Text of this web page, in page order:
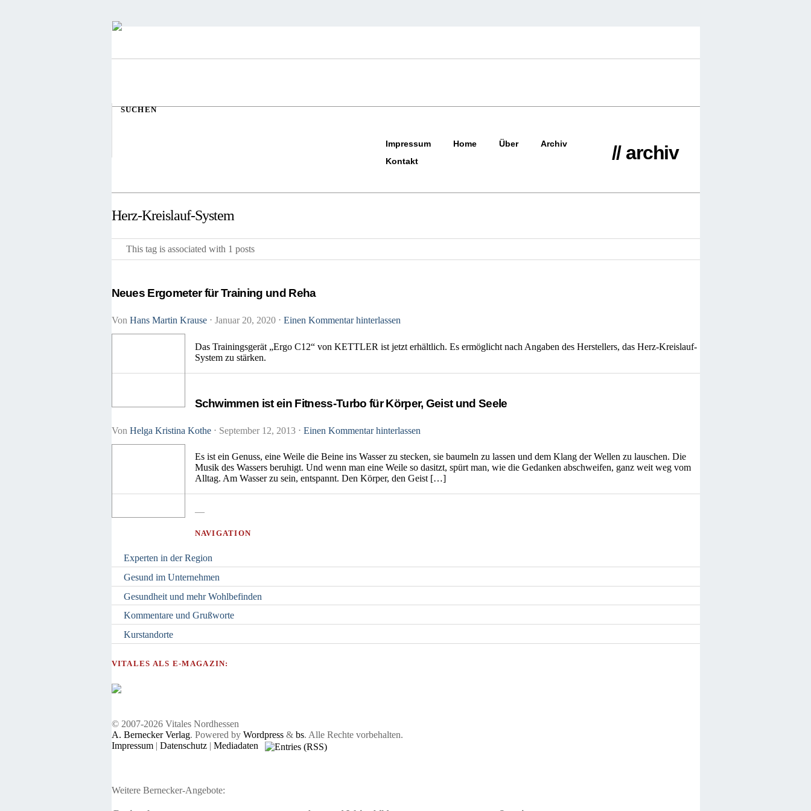
SUCHEN
Impressum Home Über
Archiv
Kontakt
// archiv
Herz-Kreislauf-System
This tag is associated with 1 posts
Neues Ergometer für Training und Reha
Von Hans Martin Krause ⋅ Januar 20, 2020 ⋅ Einen Kommentar hinterlassen
Das Trainingsgerät „Ergo C12“ von KETTLER ist jetzt erhältlich. Es ermöglicht nach Angaben des Herstellers, das Herz-Kreislauf-
System zu stärken.
Schwimmen ist ein Fitness-Turbo für Körper, Geist und Seele
Von Helga Kristina Kothe ⋅ September 12, 2013 ⋅ Einen Kommentar hinterlassen
Es ist ein Genuss, eine Weile die Beine ins Wasser zu stecken, sie baumeln zu lassen und dem Klang der Wellen zu lauschen. Die
Musik des Wassers beruhigt. Und wenn man eine Weile so dasitzt, spürt man, wie die Gedanken abschweifen, ganz weit weg vom
Alltag. Am Wasser zu sein, entspannt. Den Körper, den Geist […]
—
NAVIGATION
Experten in der Region
Gesund im Unternehmen
Gesundheit und mehr Wohlbefinden
Kommentare und Grußworte
Kurstandorte
VITALES ALS E-MAGAZIN:
© 2007-2026 Vitales Nordhessen
A. Bernecker Verlag. Powered by Wordpress& bs. Alle Rechte vorbehalten.
Impressum| Datenschutz| Mediadaten
Weitere Bernecker-Angebote: